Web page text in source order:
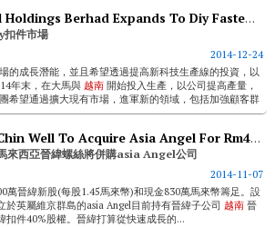
Malaysian Chin Well Holdings Berhad Expands To Diy Fastener Market
扣件市場
2014-12-24
的成長潛能，並且希望透過提高新科技生產線的投資，以
年末，在大馬與 越南開始投入生產，以公司提高產量，
希望通過擴大現有市場，進軍新的領域，包括加強顧客群
Chin Well To Acquire Asia Angel For Rm47.5 Million
來西亞晉緯螺絲將併購asia Angel公司
2014-11-07
萬晉緯新股(每股1.45馬來幣)和現金830萬馬來幣籌足。設
於英屬維京群島的asia Angel目前持有晉緯子公司 越南晉
扣件40%股權。晉緯打算從快速成長的...